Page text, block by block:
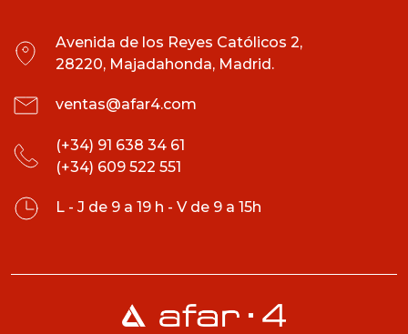
Avenida de los Reyes Católicos 2,
28220, Majadahonda, Madrid.
ventas@afar4.com
(+34) 91 638 34 61
(+34) 609 522 551
L - J de 9 a 19 h - V de 9 a 15h